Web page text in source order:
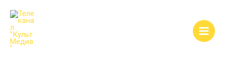
содержимому
navigation